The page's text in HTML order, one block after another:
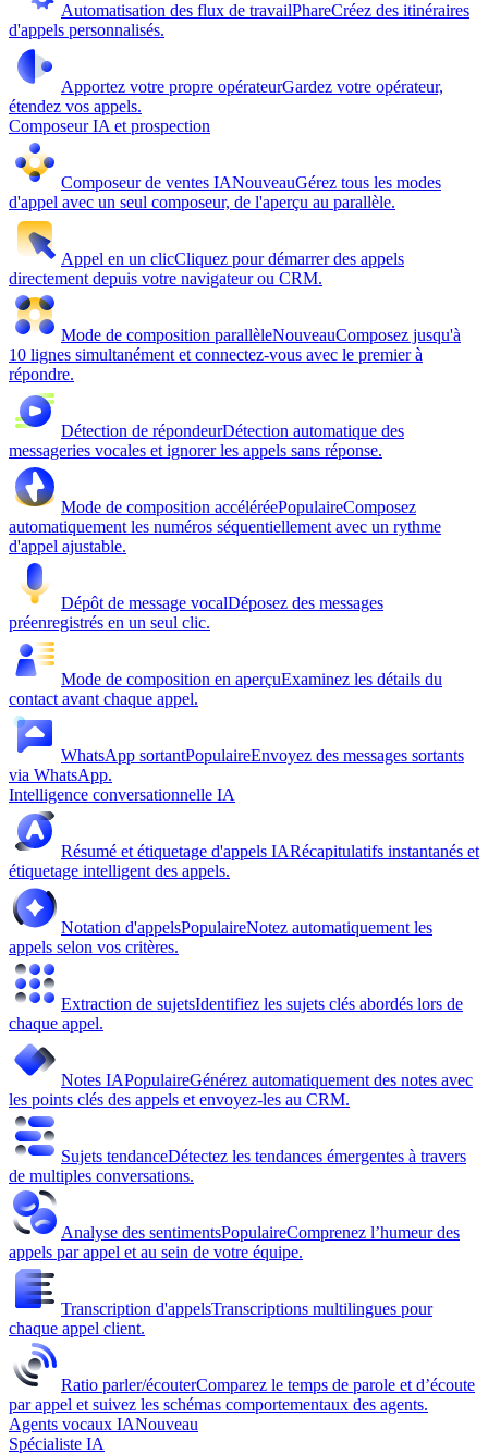
Automatisation des flux de travailPhareCréez des itinéraires
d'appels personnalisés.
Apportez votre propre opérateurGardez votre opérateur,
étendez vos appels.
Composeur IA et prospection
Composeur de ventes IANouveauGérez tous les modes
d'appel avec un seul composeur, de l'aperçu au parallèle.
Appel en un clicCliquez pour démarrer des appels
directement depuis votre navigateur ou CRM.
Mode de composition parallèleNouveauComposez jusqu'à
10 lignes simultanément et connectez-vous avec le premier à
répondre.
Détection de répondeurDétection automatique des
messageries vocales et ignorer les appels sans réponse.
Mode de composition accéléréePopulaireComposez
automatiquement les numéros séquentiellement avec un rythme
d'appel ajustable.
Dépôt de message vocalDéposez des messages
préenregistrés en un seul clic.
Mode de composition en aperçuExaminez les détails du
contact avant chaque appel.
WhatsApp sortantPopulaireEnvoyez des messages sortants
via WhatsApp.
Intelligence conversationnelle IA
Résumé et étiquetage d'appels IARécapitulatifs instantanés et
étiquetage intelligent des appels.
Notation d'appelsPopulaireNotez automatiquement les
appels selon vos critères.
Extraction de sujetsIdentifiez les sujets clés abordés lors de
chaque appel.
Notes IAPopulaireGénérez automatiquement des notes avec
les points clés des appels et envoyez-les au CRM.
Sujets tendanceDétectez les tendances émergentes à travers
de multiples conversations.
Analyse des sentimentsPopulaireComprenez l’humeur des
appels par appel et au sein de votre équipe.
Transcription d'appelsTranscriptions multilingues pour
chaque appel client.
Ratio parler/écouterComparez le temps de parole et d’écoute
par appel et suivez les schémas comportementaux des agents.
Agents vocaux IANouveau
Spécialiste IA